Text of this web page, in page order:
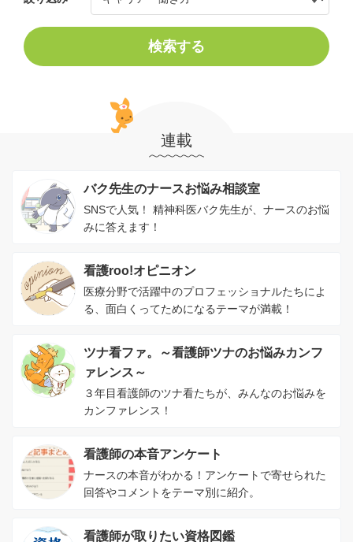
検索する
連載
バク先生のナースお悩み相談室
SNSで人気！ 精神科医バク先生が、ナースのお悩
みに答えます！
看護roo!オピニオン
医療分野で活躍中のプロフェッショナルたちによ
る、面白くってためになるテーマが満載！
ツナ看ファ。～看護師ツナのお悩みカンフ
ァレンス～
３年目看護師のツナ看たちが、みんなのお悩みを
カンファレンス！
看護師の本音アンケート
ナースの本音がわかる！アンケートで寄せられた
回答やコメントをテーマ別に紹介。
看護師が取りたい資格図鑑